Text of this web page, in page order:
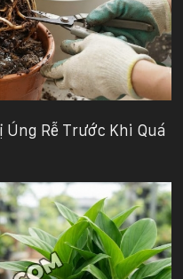
Rễ Trước Khi Quá